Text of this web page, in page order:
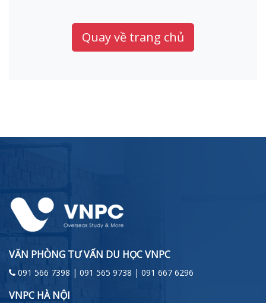
Quay về trang chủ
VĂN PHÒNG TƯ VẤN DU HỌC VNPC
091 566 7398 | 091 565 9738 | 091 667 6296
VNPC HÀ NỘI